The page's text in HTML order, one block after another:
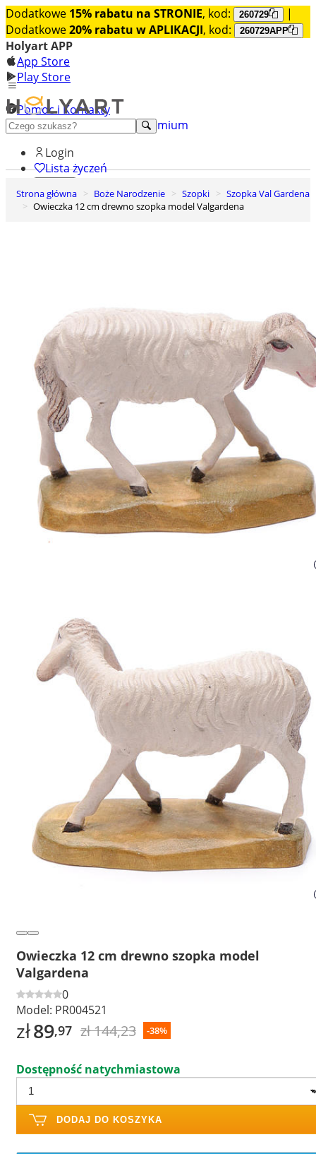
Dodatkowe 15% rabatu na STRONIE, kod: 260729
|
Dodatkowe20% rabatu w APLIKACJI, kod: 260729APP
Holyart APP
App Store
Play Store
Pomoc i Kontakty
+48 222 922 860
Odkryj premium
Login
Lista życzeń
0
Koszyk
Strona główna Boże Narodzenie Szopki
Szopka Val Gardena
Owieczka 12 cm drewno szopka model Valgardena
Owieczka 12 cm drewno szopka model
Valgardena
0
Model: PR004521
zł89,97 zł 144,23 -38%
Dostępność natychmiastowa
DODAJ DO KOSZYKA